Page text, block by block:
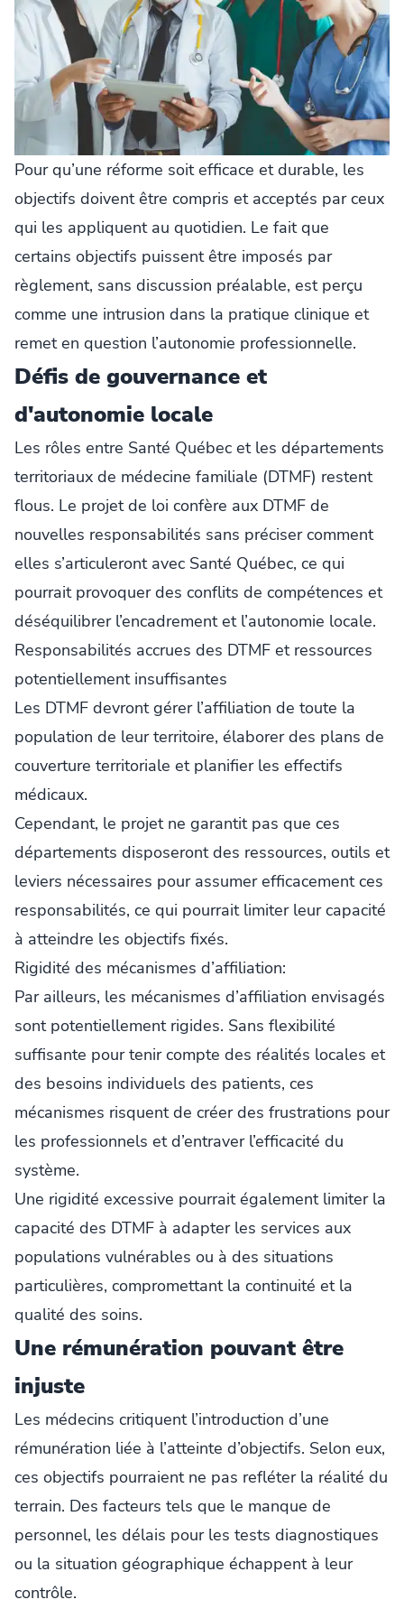
Pour qu’une réforme soit efficace et durable, les
objectifs doivent être compris et acceptés par ceux
qui les appliquent au quotidien. Le fait que
certains objectifs puissent être imposés par
règlement, sans discussion préalable, est perçu
comme une intrusion dans la pratique clinique et
remet en question l’autonomie professionnelle.
Défis de gouvernance et
d'autonomie locale
Les rôles entre Santé Québec et les départements
territoriaux de médecine familiale (DTMF) restent
flous. Le projet de loi confère aux DTMF de
nouvelles responsabilités sans préciser comment
elles s’articuleront avec Santé Québec, ce qui
pourrait provoquer des conflits de compétences et
déséquilibrer l’encadrement et l’autonomie locale.
Responsabilités accrues des DTMF et ressources
potentiellement insuffisantes
Les DTMF devront gérer l’affiliation de toute la
population de leur territoire, élaborer des plans de
couverture territoriale et planifier les effectifs
médicaux.
Cependant, le projet ne garantit pas que ces
départements disposeront des ressources, outils et
leviers nécessaires pour assumer efficacement ces
responsabilités, ce qui pourrait limiter leur capacité
à atteindre les objectifs fixés.
Rigidité des mécanismes d’affiliation:
Par ailleurs, les mécanismes d’affiliation envisagés
sont potentiellement rigides. Sans flexibilité
suffisante pour tenir compte des réalités locales et
des besoins individuels des patients, ces
mécanismes risquent de créer des frustrations pour
les professionnels et d’entraver l’efficacité du
système.
Une rigidité excessive pourrait également limiter la
capacité des DTMF à adapter les services aux
populations vulnérables ou à des situations
particulières, compromettant la continuité et la
qualité des soins.
Une rémunération pouvant être
injuste
Les médecins critiquent l’introduction d’une
rémunération liée à l’atteinte d’objectifs. Selon eux,
ces objectifs pourraient ne pas refléter la réalité du
terrain. Des facteurs tels que le manque de
personnel, les délais pour les tests diagnostiques
ou la situation géographique échappent à leur
contrôle.